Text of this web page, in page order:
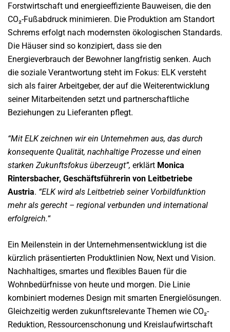
Forstwirtschaft und energieeffiziente Bauweisen, die den
CO₂-Fußabdruck minimieren. Die Produktion am Standort
Schrems erfolgt nach modernsten ökologischen Standards.
Die Häuser sind so konzipiert, dass sie den
Energieverbrauch der Bewohner langfristig senken. Auch
die soziale Verantwortung steht im Fokus: ELK versteht
sich als fairer Arbeitgeber, der auf die Weiterentwicklung
seiner Mitarbeitenden setzt und partnerschaftliche
Beziehungen zu Lieferanten pflegt.
“Mit ELK zeichnen wir ein Unternehmen aus, das durch
konsequente Qualität, nachhaltige Prozesse und einen
starken Zukunftsfokus überzeugt”, erklärt Monica
Rintersbacher, Geschäftsführerin von Leitbetriebe
Austria. “ELK wird als Leitbetrieb seiner Vorbildfunktion
mehr als gerecht – regional verbunden und international
erfolgreich.“
Ein Meilenstein in der Unternehmensentwicklung ist die
kürzlich präsentierten Produktlinien Now, Next und Vision.
Nachhaltiges, smartes und flexibles Bauen für die
Wohnbedürfnisse von heute und morgen. Die Linie
kombiniert modernes Design mit smarten Energielösungen.
Gleichzeitig werden zukunftsrelevante Themen wie CO₂-
Reduktion, Ressourcenschonung und Kreislaufwirtschaft